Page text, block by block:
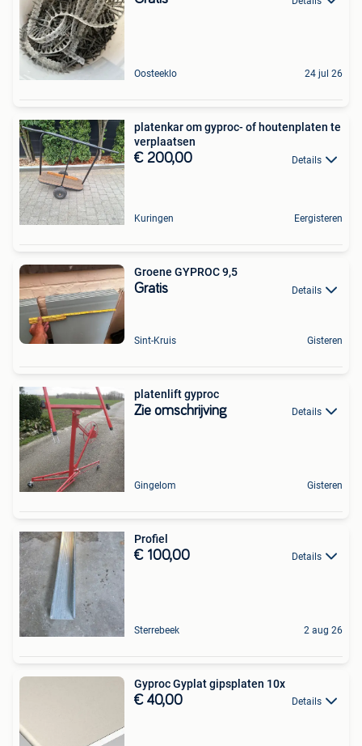
Oosteeklo 24 jul 26
platenkar om gyproc- of houtenplaten te
verplaatsen
€ 200,00 Details
Kuringen Eergisteren
Groene GYPROC 9,5
Gratis Details
Sint-Kruis Gisteren
platenlift gyproc
Zie omschrijving Details
Gingelom Gisteren
Profiel
€ 100,00 Details
Sterrebeek 2 aug 26
Gyproc Gyplat gipsplaten 10x
€ 40,00 Details